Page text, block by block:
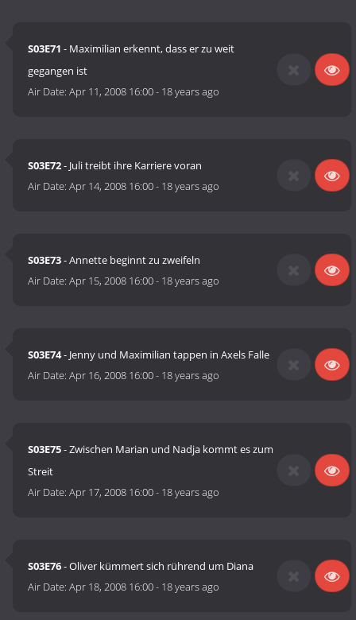
S03E71 - Maximilian erkennt, dass er zu weit
gegangen ist
Air Date:Apr 11, 2008 16:00- 18 years ago
S03E72- Juli treibt ihre Karriere voran
Air Date:Apr 14, 2008 16:00- 18 years ago
S03E73- Annette beginnt zu zweifeln
Air Date:Apr 15, 2008 16:00- 18 years ago
S03E74- Jenny und Maximilian tappen in Axels Falle
Air Date:Apr 16, 2008 16:00- 18 years ago
S03E75- Zwischen Marian und Nadja kommt es zum
Streit
Air Date:Apr 17, 2008 16:00- 18 years ago
S03E76- Oliver kümmert sich rührend um Diana
Air Date:Apr 18, 2008 16:00- 18 years ago